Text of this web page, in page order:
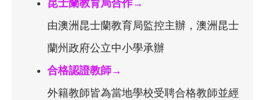
昆士蘭教育局合作→
由澳洲昆士蘭教育局監控主辦，澳洲昆士
蘭州政府公立中小學承辦
合格認證教師→
外籍教師皆為當地學校受聘合格教師並經